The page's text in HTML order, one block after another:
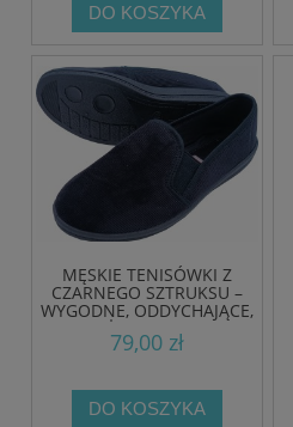
DO KOSZYKA
MĘSKIE TENISÓWKI Z
CZARNEGO SZTRUKSU –
WYGODNE, ODDYCHAJĄCE,
NA KAŻDĄ PORĘ ROKU
79,00 zł
DO KOSZYKA